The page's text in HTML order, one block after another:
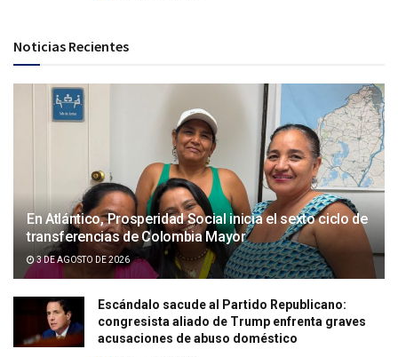
Noticias Recientes
En Atlántico, Prosperidad Social inicia el sexto ciclo de
transferencias de Colombia Mayor
3 DE AGOSTO DE 2026
Escándalo sacude al Partido Republicano:
congresista aliado de Trump enfrenta graves
acusaciones de abuso doméstico